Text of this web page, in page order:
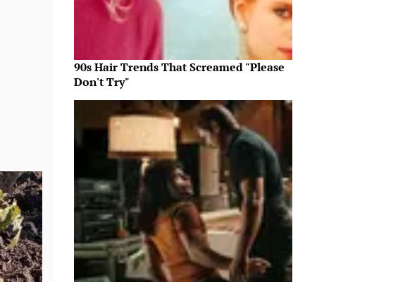
90s Hair Trends That Screamed "Please
Don't Try"